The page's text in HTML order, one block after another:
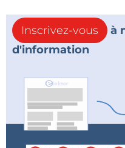
Inscrivez-vous
à
d'information